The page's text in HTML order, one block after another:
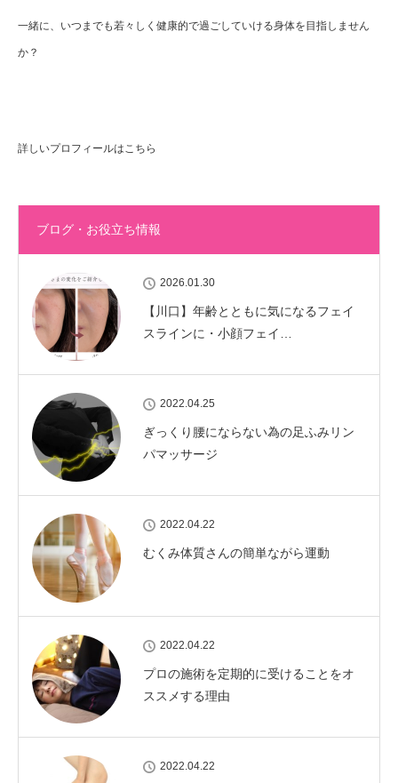
一緒に、いつまでも若々しく健康的で過ごしていける身体を目指しません
か？
詳しいプロフィールはこちら
ブログ・お役立ち情報
2026.01.30
【川口】年齢とともに気になるフェイ
スラインに・小顔フェイ…
2022.04.25
ぎっくり腰にならない為の足ふみリン
パマッサージ
2022.04.22
むくみ体質さんの簡単ながら運動
2022.04.22
プロの施術を定期的に受けることをオ
ススメする理由
2022.04.22